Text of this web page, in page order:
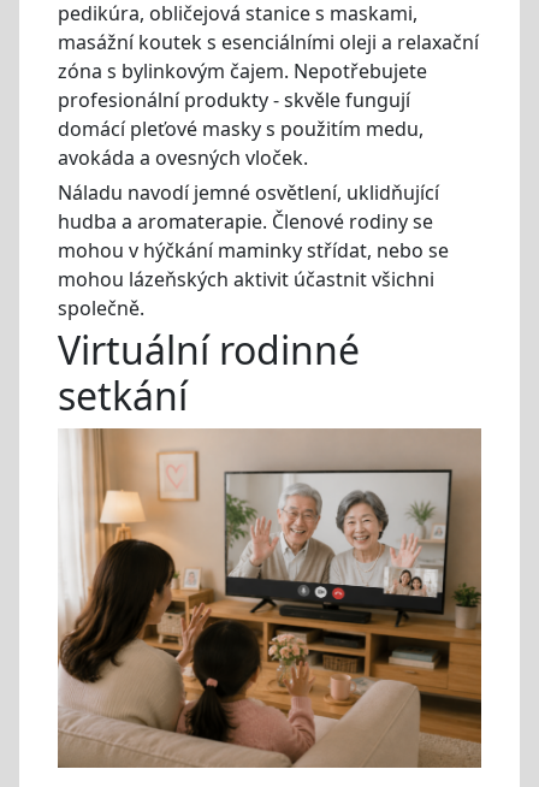
pedikúra, obličejová stanice s maskami,
masážní koutek s esenciálními oleji a relaxační
zóna s bylinkovým čajem. Nepotřebujete
profesionální produkty - skvěle fungují
domácí pleťové masky s použitím medu,
avokáda a ovesných vloček.
Náladu navodí jemné osvětlení, uklidňující
hudba a aromaterapie. Členové rodiny se
mohou v hýčkání maminky střídat, nebo se
mohou lázeňských aktivit účastnit všichni
společně.
Virtuální rodinné
setkání